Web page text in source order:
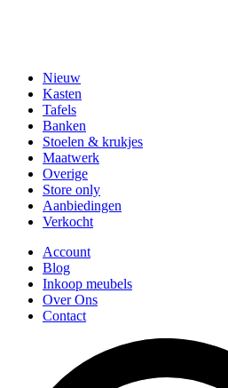
Nieuw
Kasten
Tafels
Banken
Stoelen & krukjes
Maatwerk
Overige
Store only
Aanbiedingen
Verkocht
Account
Blog
Inkoop meubels
Over Ons
Contact